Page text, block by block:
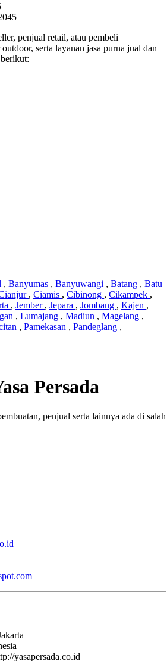
penjual retail, atau pembeli
serta layanan jasa purna jual dan
, Banyumas , Banyuwangi , Batang , Batu
, Ciamis , Cibinong , Cikampek ,
, Jember , Jepara , Jombang , Kajen ,
, Lumajang , Madiun , Magelang ,
, Pamekasan , Pandeglang ,
Persada
penjual serta lainnya ada di salah
yasapersada.co.id